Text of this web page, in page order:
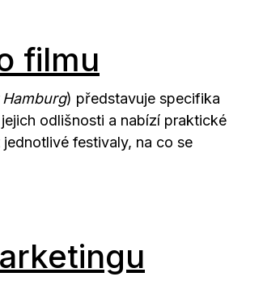
filmu
) představuje specifika
odlišnosti a nabízí praktické
festivaly, na co se